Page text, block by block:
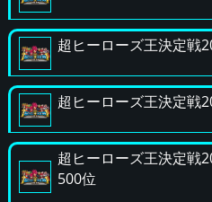
超ヒーローズ王決定戦
超ヒーローズ王決定戦
超ヒーローズ王決定戦
500位